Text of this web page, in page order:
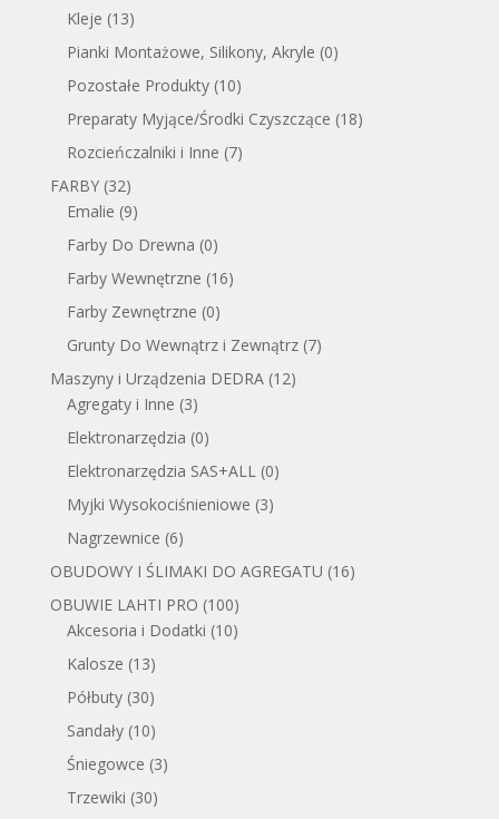
Kleje (13)
Pianki Montażowe, Silikony, Akryle (0)
Pozostałe Produkty (10)
Preparaty Myjące/Środki Czyszczące (18)
Rozcieńczalniki i Inne (7)
FARBY (32)
Emalie (9)
Farby Do Drewna (0)
Farby Wewnętrzne (16)
Farby Zewnętrzne (0)
Grunty Do Wewnątrz i Zewnątrz (7)
Maszyny i Urządzenia DEDRA (12)
Agregaty i Inne (3)
Elektronarzędzia (0)
Elektronarzędzia SAS+ALL (0)
Myjki Wysokociśnieniowe (3)
Nagrzewnice (6)
OBUDOWY I ŚLIMAKI DO AGREGATU (16)
OBUWIE LAHTI PRO (100)
Akcesoria i Dodatki (10)
Kalosze (13)
Półbuty (30)
Sandały (10)
Śniegowce (3)
Trzewiki (30)